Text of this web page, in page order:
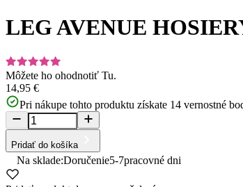
of
LEG AVENUE
Môžete ho ohodnotiť Tu.
14,95 €
Pri nákupe tohto produktu získate 14 vernostné
Pridať do košíka
Na sklade:Doručenie5-7pracovné dni